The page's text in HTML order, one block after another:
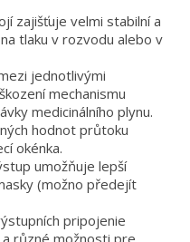
zajišťuje velmi stabilní a
tlaku v rozvodu alebo v
jednotlivými
mechanismu
medicinálního plynu.
hodnot průtoku
okénka.
umožňuje lepší
(možno předejít
pripojenie